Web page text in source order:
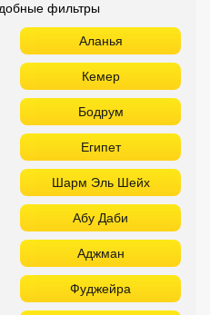
фильтры
Аланья
Кемер
Бодрум
Египет
Шарм Эль Шейх
Абу Даби
Аджман
Фуджейра